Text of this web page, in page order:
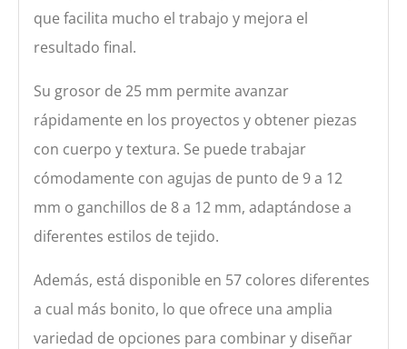
que facilita mucho el trabajo y mejora el
resultado final.
Su grosor de 25 mm permite avanzar
rápidamente en los proyectos y obtener piezas
con cuerpo y textura. Se puede trabajar
cómodamente con agujas de punto de 9 a 12
mm o ganchillos de 8 a 12 mm, adaptándose a
diferentes estilos de tejido.
Además, está disponible en 57 colores diferentes
a cual más bonito, lo que ofrece una amplia
variedad de opciones para combinar y diseñar